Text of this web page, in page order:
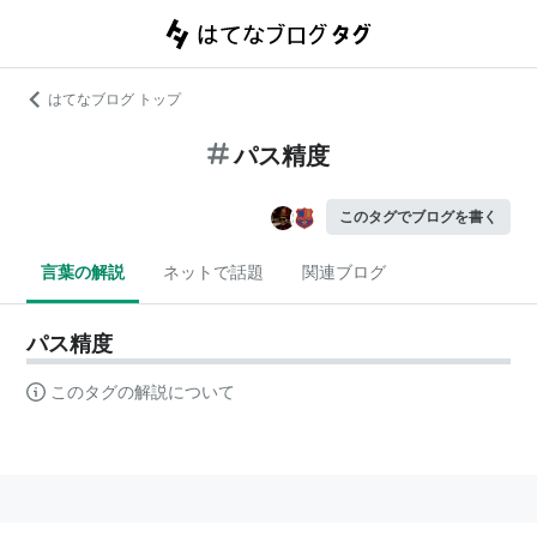
はてなブログ トップ
パス精度
このタグでブログを書く
言葉の解説 ネットで話題 関連ブログ
パス精度
このタグの解説について